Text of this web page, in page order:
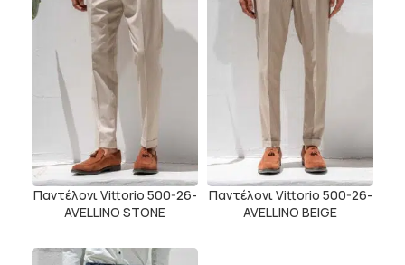
Παντέλονι Vittorio 500-26-
AVELLINO STONE
Παντέλονι Vittorio 500-26-
AVELLINO BEIGE